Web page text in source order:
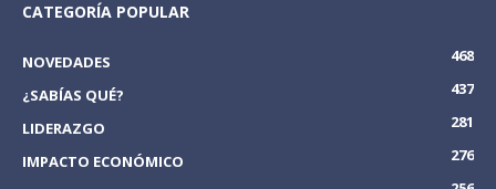
CATEGORÍA POPULAR
NOVEDADES
468
¿SABÍAS QUÉ?
437
LIDERAZGO
281
IMPACTO ECONÓMICO
276